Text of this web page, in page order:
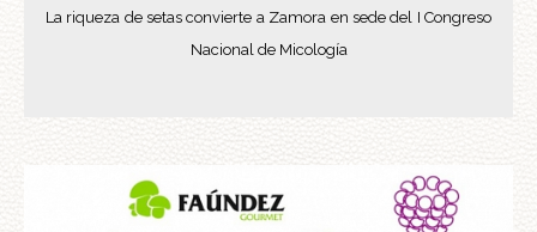
La riqueza de setas convierte a Zamora en sede del I Congreso
Nacional de Micología